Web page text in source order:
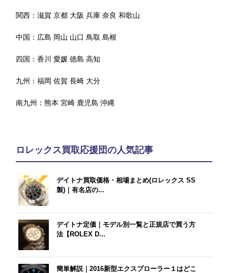
関西：滋賀 京都 大阪 兵庫 奈良 和歌山
中国： 広島 岡山 山口 鳥取 島根
四国：香川 愛媛 徳島 高知
九州：福岡 佐賀 長崎 大分
南九州：熊本 宮崎 鹿児島 沖縄
ロレックス買取応援団の人気記事
デイトナ買取価格・相場まとめ(ロレックス SS
製)｜有名店の...
デイトナ定価｜モデル別一覧と正規店で買う方
法【ROLEX D...
簡単解説｜2016新型エクスプローラー１はどこ